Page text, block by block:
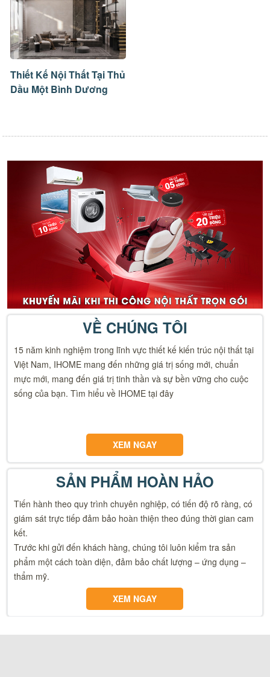
Thiết Kế Nội Thất Tại Thủ
Dầu Một Bình Dương
VỀ CHÚNG TÔI
15 năm kinh nghiệm trong lĩnh vực thiết kế kiến trúc nội thất tại
Việt Nam, IHOME mang đến những giá trị sống mới, chuẩn
mực mới, mang đến giá trị tinh thần và sự bền vững cho cuộc
sống của bạn. Tìm hiểu về IHOME tại đây
XEM NGAY
SẢN PHẨM HOÀN HẢO
Tiến hành theo quy trình chuyên nghiệp, có tiến độ rõ ràng, có
giám sát trực tiếp đảm bảo hoàn thiện theo đúng thời gian cam
kết.
Trước khi gửi đến khách hàng, chúng tôi luôn kiểm tra sản
phẩm một cách toàn diện, đảm bảo chất lượng – ứng dụng –
thẩm mỹ.
XEM NGAY